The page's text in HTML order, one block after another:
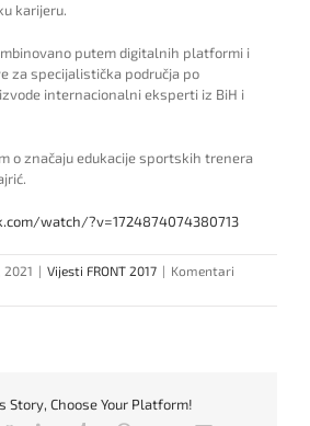
karijeru.
putem digitalnih platformi i
za specijalistička područja po
internacionalni eksperti iz BiH i
o značaju edukacije sportskih trenera
watch/?v=1724874074380713
2021 | Vijesti FRONT 2017 | Komentari
Story, Choose Your Platform!